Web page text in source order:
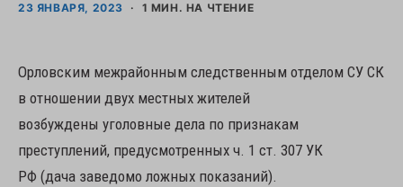
23 ЯНВАРЯ, 2023 1 МИН. НА ЧТЕНИЕ
Орловским межрайонным следственным отделом СУ СК
в отношении двух местных жителей
возбуждены уголовные дела по признакам
преступлений, предусмотренных ч. 1 ст. 307 УК
РФ (дача заведомо ложных показаний).